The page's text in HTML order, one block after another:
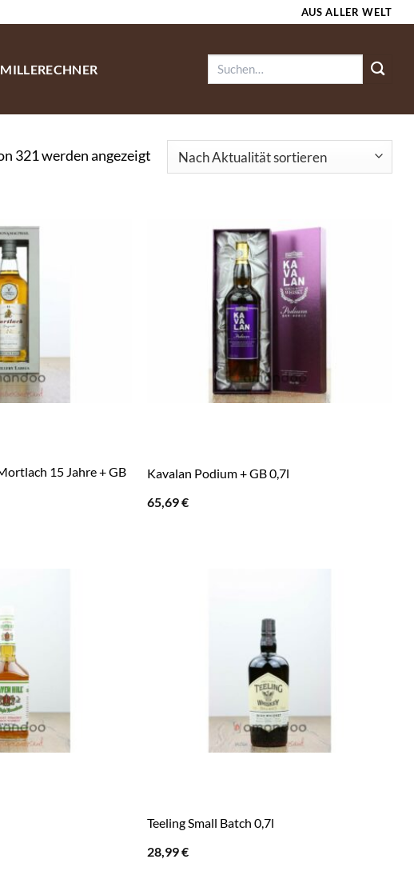
AUS ALLER WELT
Suchen
321 werden angezeigtNach
Aktualität
15 Jahre + GB
Kavalan Podium + GB 0,7l
65,69€
Teeling Small Batch 0,7l
28,99€